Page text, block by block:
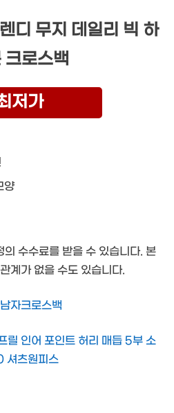
디 무지 데일리 빅 하
크로스백
저가
양
수수료를 받을 수 있습니다. 본
계가 없을 수도 있습니다.
자크로스백
릴 인어 포인트 허리 매듭 5부 소
셔츠원피스